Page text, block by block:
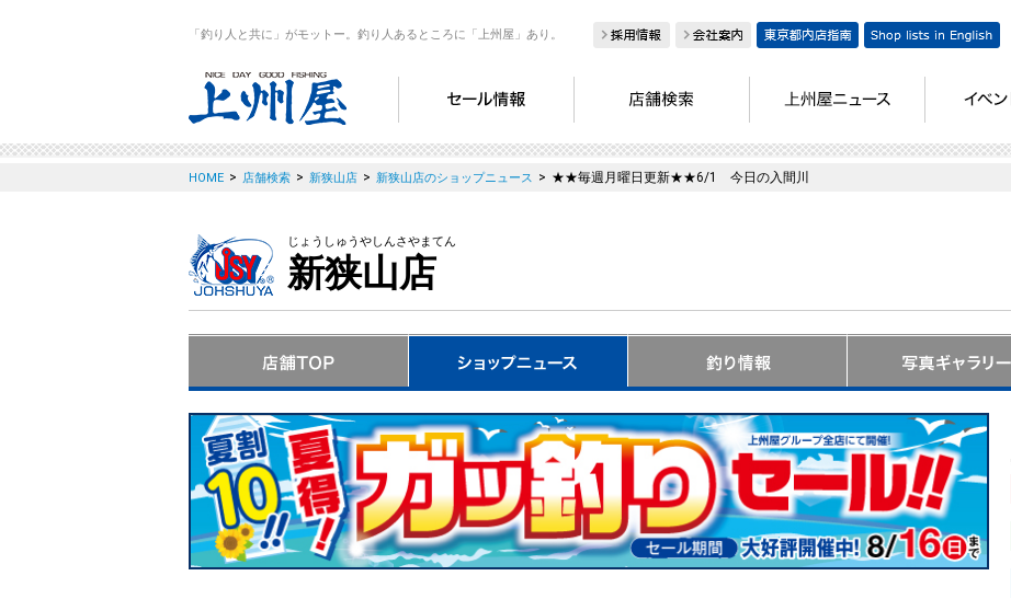
「釣り人と共に」がモットー。釣り人あるところに「上州屋」あり。
HOME > 店舗検索 > 新狭山店 > 新狭山店のショップニュース > ★★毎週月曜日更新★★6/1 今日の入間川
じょうしゅうやしんさやまてん
新狭山店